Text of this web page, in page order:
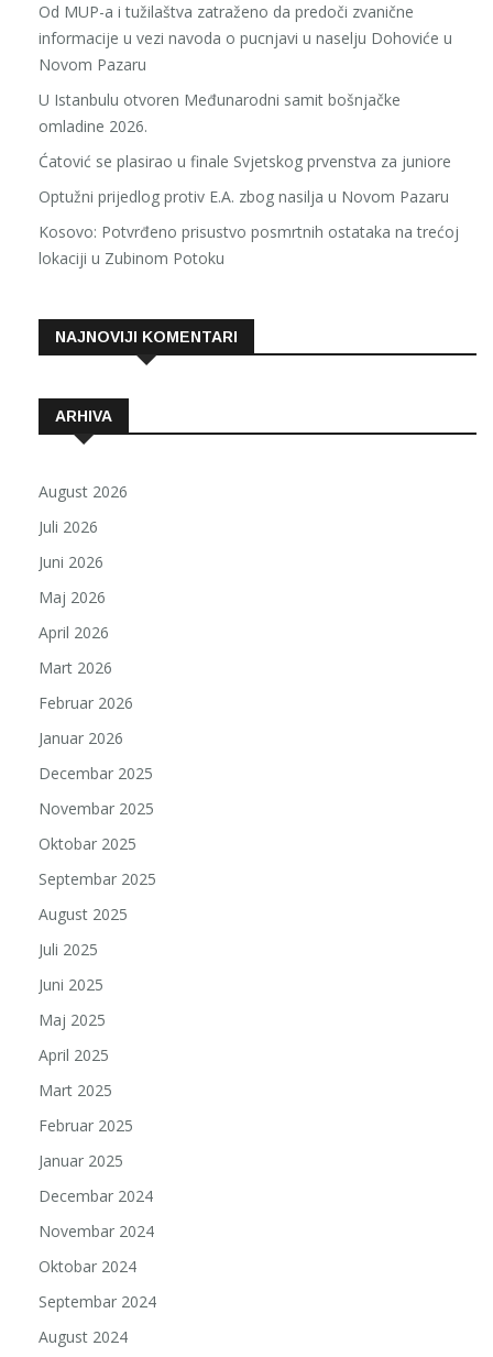
Od MUP-a i tužilaštva zatraženo da predoči zvanične
informacije u vezi navoda o pucnjavi u naselju Dohoviće u
Novom Pazaru
U Istanbulu otvoren Međunarodni samit bošnjačke
omladine 2026.
Ćatović se plasirao u finale Svjetskog prvenstva za juniore
Optužni prijedlog protiv E.A. zbog nasilja u Novom Pazaru
Kosovo: Potvrđeno prisustvo posmrtnih ostataka na trećoj
lokaciji u Zubinom Potoku
NAJNOVIJI KOMENTARI
ARHIVA
August 2026
Juli 2026
Juni 2026
Maj 2026
April 2026
Mart 2026
Februar 2026
Januar 2026
Decembar 2025
Novembar 2025
Oktobar 2025
Septembar 2025
August 2025
Juli 2025
Juni 2025
Maj 2025
April 2025
Mart 2025
Februar 2025
Januar 2025
Decembar 2024
Novembar 2024
Oktobar 2024
Septembar 2024
August 2024